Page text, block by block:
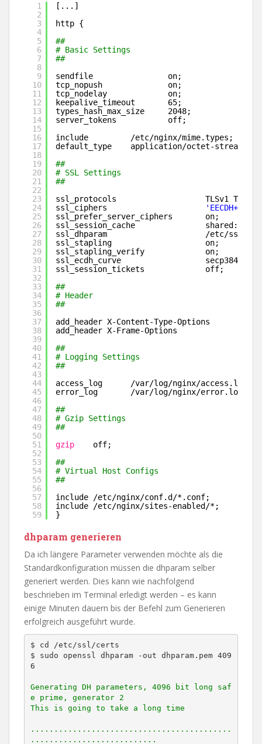
1
2
3
4
5
6
7
8
9
10
11
12
13
14
15
16
17
18
19
20
21
22
23
24
25
26
27
28
29
30
31
32
33
34
35
36
37
38
39
40
41
42
43
44
45
46
47
48
49
50
51
52
53
54
55
56
57
58
59
[...]
http {
##
# Basic Settings
##
sendfile                on;
tcp_nopush              on;
tcp_nodelay             on;
keepalive_timeout       65;
types_hash_max_size     2048;
server_tokens           off;
include
/etc/nginx/mime.types;
default_type    application/octet-stream
##
# SSL Settings
##
ssl_protocols                   TLSv1
ssl_ciphers
ssl_prefer_server_ciphers       on;
ssl_session_cache
ssl_dhparam
/etc/ssl/
ssl_stapling                    on;
ssl_stapling_verify             on;
ssl_ecdh_curve                  secp384r1;
ssl_session_tickets             off;
##
# Header
##
add_header X-Content-Type-Options
add_header X-Frame-Options
##
# Logging Settings
##
access_log
/var/log/nginx/access .log;
error_log
/var/log/nginx/error.log;
##
# Gzip Settings
##
gzip
off;
##
# Virtual Host Configs
##
include
/etc/nginx/conf.d/*.conf;
include
/etc/nginx/sites-enabled/*;
}
dhparam generieren
Da ich längere Parameter verwenden möchte als die
Standardkonfiguration müssen die dhparam selber
generiert werden. Dies kann wie nachfolgend
beschrieben im Terminal erledigt werden – es kann
einige Minuten dauern bis der Befehl zum Generieren
erfolgreich ausgeführt wurde.
$ cd /etc/ssl/certs
$ sudo openssl dhparam -out dhparam.pem 409
6
Generating DH parameters, 4096 bit long saf
e prime, generator 2
This is going to take a long time
...........................................
...........................